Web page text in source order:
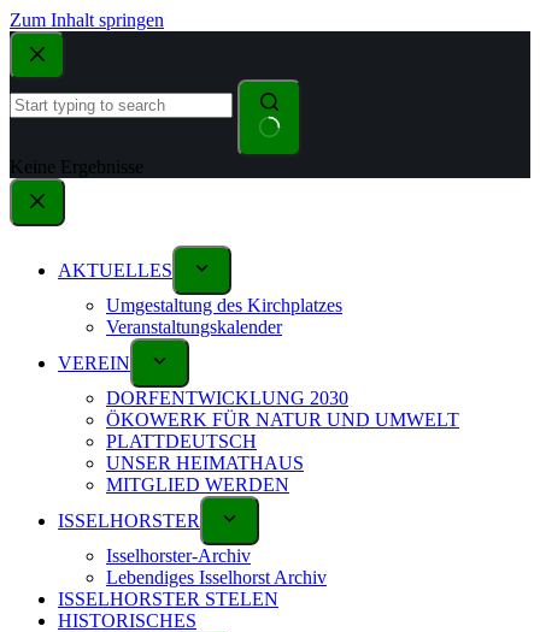
Zum Inhalt springen
Keine Ergebnisse
AKTUELLES
Umgestaltung des Kirchplatzes
Veranstaltungskalender
VEREIN
DORFENTWICKLUNG 2030
ÖKOWERK FÜR NATUR UND UMWELT
PLATTDEUTSCH
UNSER HEIMATHAUS
MITGLIED WERDEN
ISSELHORSTER
Isselhorster-Archiv
Lebendiges Isselhorst Archiv
ISSELHORSTER STELEN
HISTORISCHES